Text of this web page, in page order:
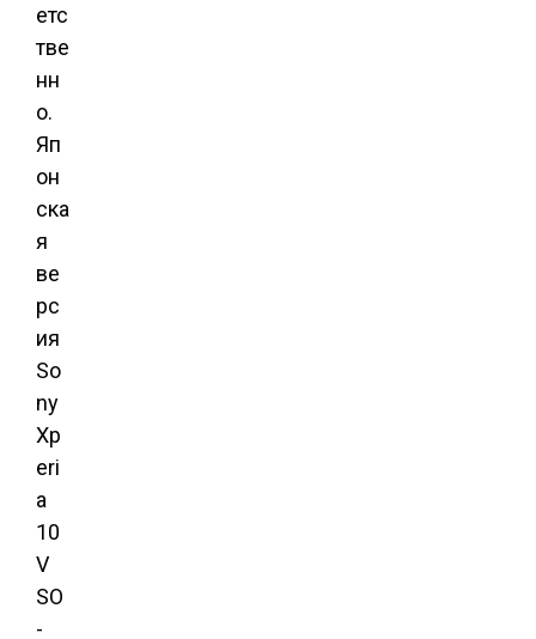
етс
тве
нн
о.
Яп
он
ска
я
ве
рс
ия
So
ny
Xp
eri
a
10
V
SO
-